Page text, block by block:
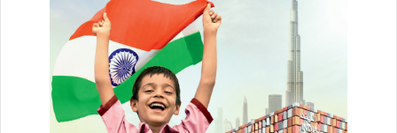
आज भी जब लवप्रीत उस भयावह मंजर को याद करती हैं तो उनकी रूह कांप उठती
है। आग की लपटें, लोगों की चीखें और मौत का वह साया उनकी यादों में अब भी
ताजा है। हालांकि, वह खुद को खुशकिस्मत मानती हैं कि इतने बड़े हादसे के बावजूद
उन्हें जिंदगी का दूसरा मौका मिला।